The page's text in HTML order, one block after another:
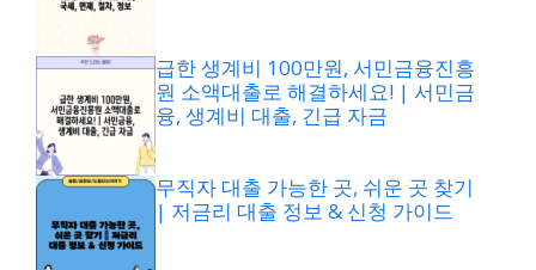
급한 생계비 100만원, 서민금융진흥
원 소액대출로 해결하세요! | 서민금
융, 생계비 대출, 긴급 자금
무직자 대출 가능한 곳, 쉬운 곳 찾기
| 저금리 대출 정보 & 신청 가이드